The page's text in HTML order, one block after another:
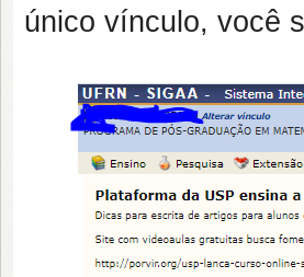
único vínculo, você